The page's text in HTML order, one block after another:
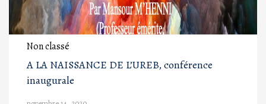
Non classé
A LA NAISSANCE DE L’UREB, conférence
inaugurale